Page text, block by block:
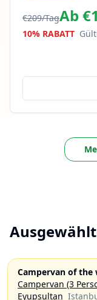
€209/TagAb
10% RABATT
Campervan of the
Campervan (3
Eyupsultan